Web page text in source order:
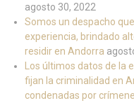
agosto 30, 2022
Somos un despacho
experiencia, brindado
residir en Andorra
Los últimos datos de la
fijan la criminalidad en
condenadas por